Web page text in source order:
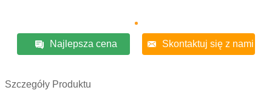
Najlepsza cena Skontaktuj się z nami
Szczegóły Produktu